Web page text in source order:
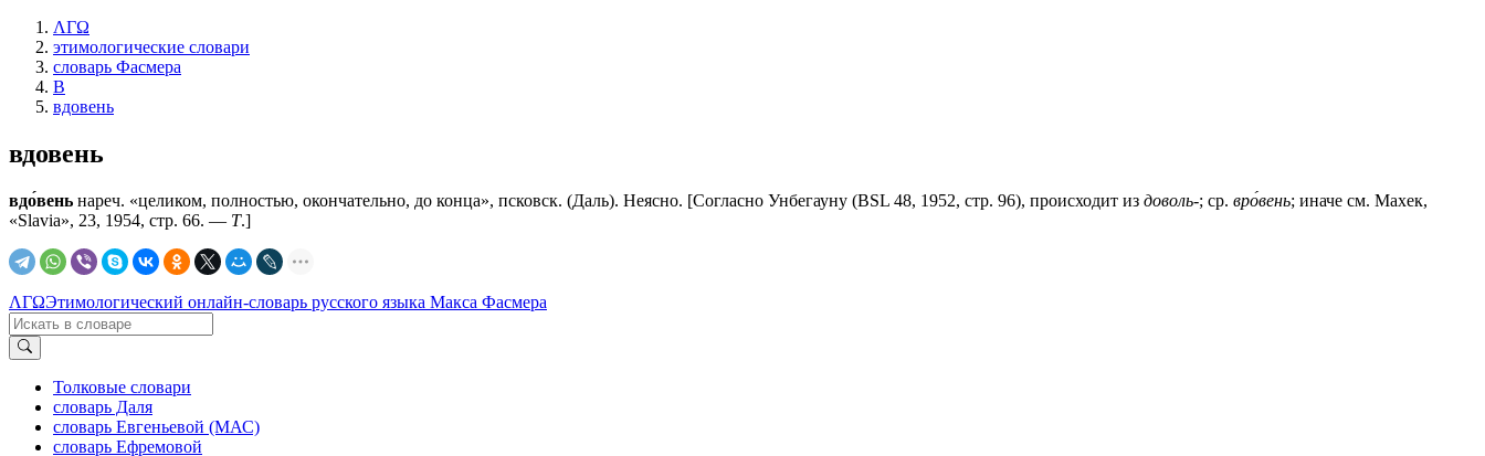
ΛΓΩ
этимологические словари
словарь Фасмера
В
вдовень
вдовень
вдо́вень нареч. «целиком, полностью, окончательно, до конца», псковск. (Даль). Неясно. [Согласно Унбегауну (BSL 48, 1952, стр. 96), происходит из доволь-; ср. вро́вень; иначе см. Махек,
«Slavia», 23, 1954, стр. 66. — Т.]
ΛΓΩЭтимологический онлайн-словарь русского языка Макса Фасмера
Толковые словари
словарь Даля
словарь Евгеньевой (МАС)
словарь Ефремовой